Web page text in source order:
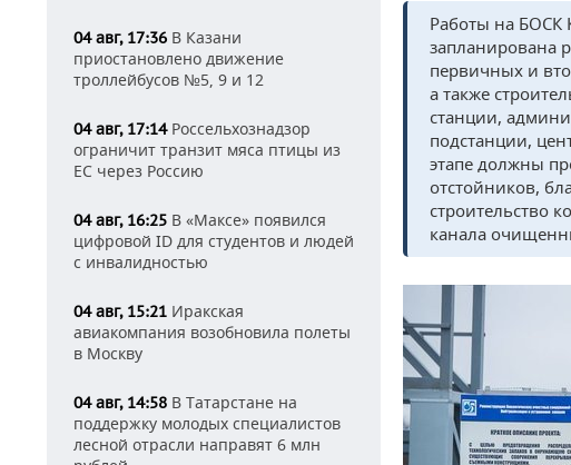
04 авг, 17:36 В Казани
приостановлено движение
троллейбусов №5, 9 и 12
04 авг, 17:14Россельхознадзор
ограничит транзит мяса птицы из
ЕС через Россию
04 авг, 16:25 В «Максе» появился
цифровой ID для студентов и людей
с инвалидностью
04 авг, 15:21 Иракская
авиакомпания возобновила полеты
в Москву
04 авг, 14:58 В Татарстане на
поддержку молодых специалистов
лесной отрасли направят 6 млн
Работы на БОСК
запланирована
первичных и
а также
станции,
подстанции,
этапе должны
отстойников,
строительство
канала